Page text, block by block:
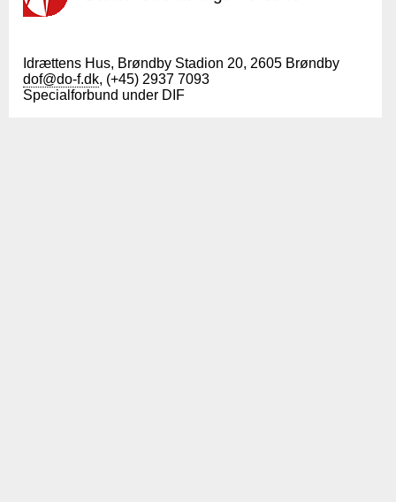
Idrættens Hus, Brøndby Stadion 20, 2605 Brøndby
dof@do-f.dk, (+45) 2937 7093
Specialforbund under DIF